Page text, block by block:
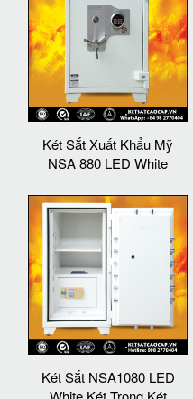
Két Sắt Xuất Khẩu Mỹ
NSA 880 LED White
Két Sắt NSA1080 LED